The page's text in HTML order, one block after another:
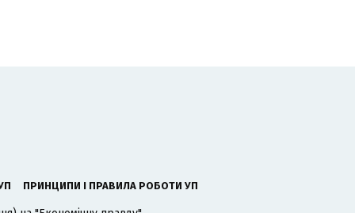
ПРИНЦИПИ І ПРАВИЛА РОБОТИ УП